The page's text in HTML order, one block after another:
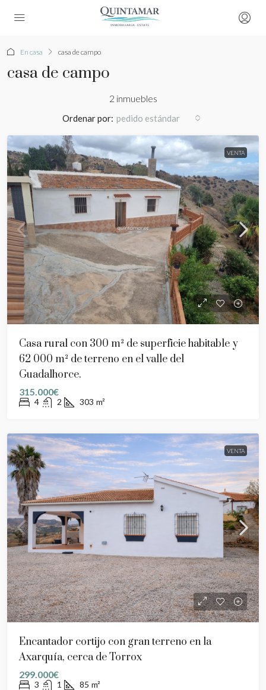
En casa casa de campo
casa de campo
2 inmuebles
Ordenar por: pedido estándar
VENTA
Casa rural con 300 m² de superficie habitable y
62 000 m² de terreno en el valle del
Guadalhorce.
315.000€
4 2 303 m²
VENTA
Encantador cortijo con gran terreno en la
Axarquía, cerca de Torrox
299.000€
3 1 85 m²